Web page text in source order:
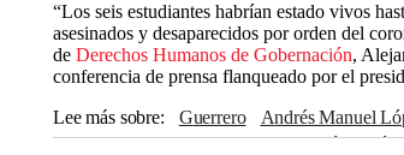
“Los seis estudiantes habrían estado vivos
asesinados y desaparecidos por orden del
de Derechos Humanos de Gobernación,
conferencia de prensa flanqueado por el
Lee más sobre
Guerrero Andrés Manuel
Delincuencia organizada
Desaparición